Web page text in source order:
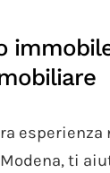
esperienza
ti